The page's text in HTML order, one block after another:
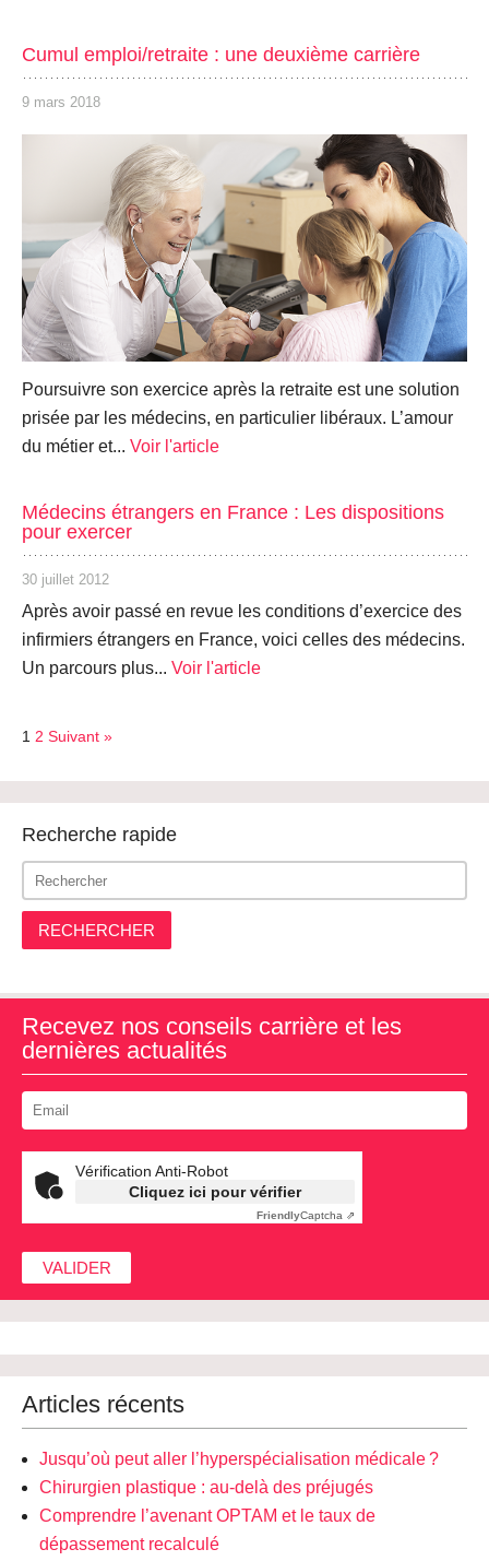
Cumul emploi/retraite : une deuxième carrière
9 mars 2018
Poursuivre son exercice après la retraite est une solution
prisée par les médecins, en particulier libéraux. L’amour
du métier et... Voir l'article
Médecins étrangers en France : Les dispositions
pour exercer
30 juillet 2012
Après avoir passé en revue les conditions d’exercice des
infirmiers étrangers en France, voici celles des médecins.
Un parcours plus... Voir l'article
1 2 Suivant »
Recherche rapide
RECHERCHER
Recevez nos conseils carrière et les
dernières actualités
Vérification Anti-Robot
Cliquez ici pour vérifier
FriendlyCaptcha ⇗
Articles récents
Jusqu’où peut aller l’hyperspécialisation médicale ?
Chirurgien plastique : au-delà des préjugés
Comprendre l’avenant OPTAM et le taux de
dépassement recalculé